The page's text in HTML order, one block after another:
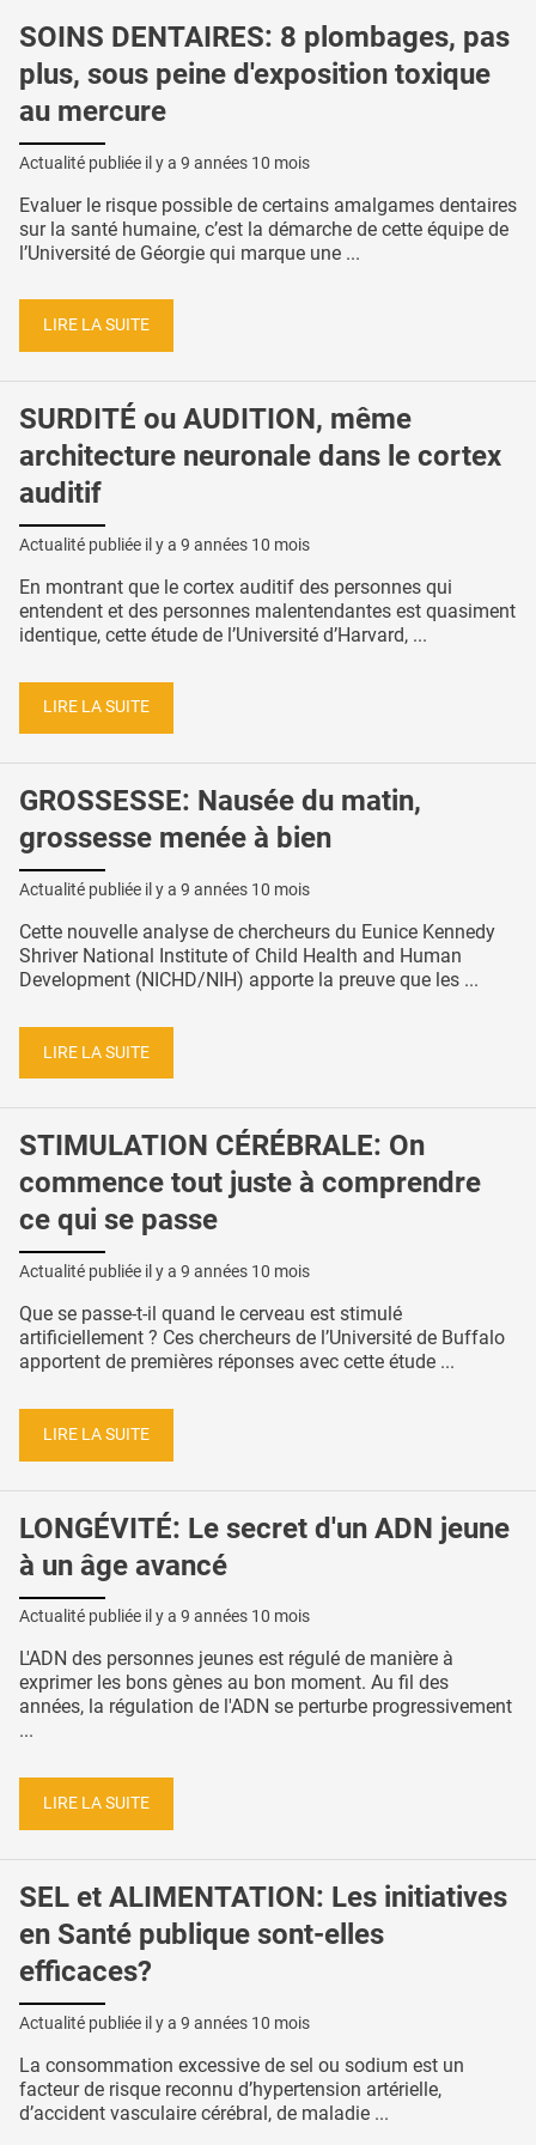
SOINS DENTAIRES: 8 plombages, pas
plus, sous peine d'exposition toxique
au mercure
Actualité publiée il y a 9 années 10 mois
Evaluer le risque possible de certains amalgames dentaires
sur la santé humaine, c’est la démarche de cette équipe de
l’Université de Géorgie qui marque une ...
LIRE LA SUITE
SURDITÉ ou AUDITION, même
architecture neuronale dans le cortex
auditif
Actualité publiée il y a 9 années 10 mois
En montrant que le cortex auditif des personnes qui
entendent et des personnes malentendantes est quasiment
identique, cette étude de l’Université d’Harvard, ...
LIRE LA SUITE
GROSSESSE: Nausée du matin,
grossesse menée à bien
Actualité publiée il y a 9 années 10 mois
Cette nouvelle analyse de chercheurs du Eunice Kennedy
Shriver National Institute of Child Health and Human
Development (NICHD/NIH) apporte la preuve que les ...
LIRE LA SUITE
STIMULATION CÉRÉBRALE: On
commence tout juste à comprendre
ce qui se passe
Actualité publiée il y a 9 années 10 mois
Que se passe-t-il quand le cerveau est stimulé
artificiellement ? Ces chercheurs de l’Université de Buffalo
apportent de premières réponses avec cette étude ...
LIRE LA SUITE
LONGÉVITÉ: Le secret d'un ADN jeune
à un âge avancé
Actualité publiée il y a 9 années 10 mois
L'ADN des personnes jeunes est régulé de manière à
exprimer les bons gènes au bon moment. Au fil des
années, la régulation de l'ADN se perturbe progressivement
...
LIRE LA SUITE
SEL et ALIMENTATION: Les initiatives
en Santé publique sont-elles
efficaces?
Actualité publiée il y a 9 années 10 mois
La consommation excessive de sel ou sodium est un
facteur de risque reconnu d’hypertension artérielle,
d’accident vasculaire cérébral, de maladie ...